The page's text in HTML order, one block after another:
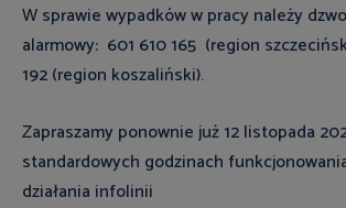
W sprawie wypadków w pracy należy
alarmowy: 601 610 165 (region
192 (region koszaliński).
Zapraszamy ponownie już 12 listopada
standardowych godzinach
działania infolinii